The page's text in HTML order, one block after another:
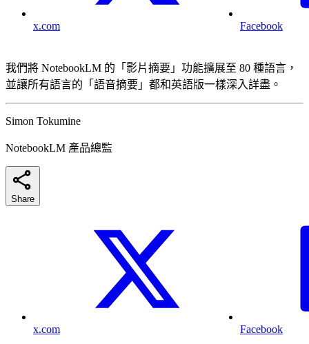
x.com Facebook
我們將 NotebookLM 的「影片摘要」功能擴展至 80 種語言，
並讓所有語言的「語音摘要」都和英語版一樣深入詳盡。
Simon Tokumine
NotebookLM 產品總監
Share
x.com Facebook